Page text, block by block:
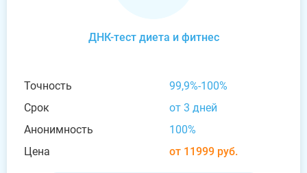
ДНК-тест диета и фитнес
Точность
99,9%-100%
Срок
от 3 дней
Анонимность
100%
Цена
от 11999 руб.